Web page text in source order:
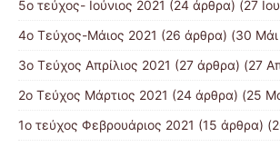
5ο τεύχος- Ιούνιος 2021 (24 άρθρα) (27
4o Tεύχος-Μάιος 2021 (26 άρθρα) (30 Μάι
3ο Τεύχος Απρίλιος 2021 (27 άρθρα) (27
2o Tεύχος Μάρτιος 2021 (24 άρθρα) (25
1ο τεύχος Φεβρουάριος 2021 (15 άρθρα)